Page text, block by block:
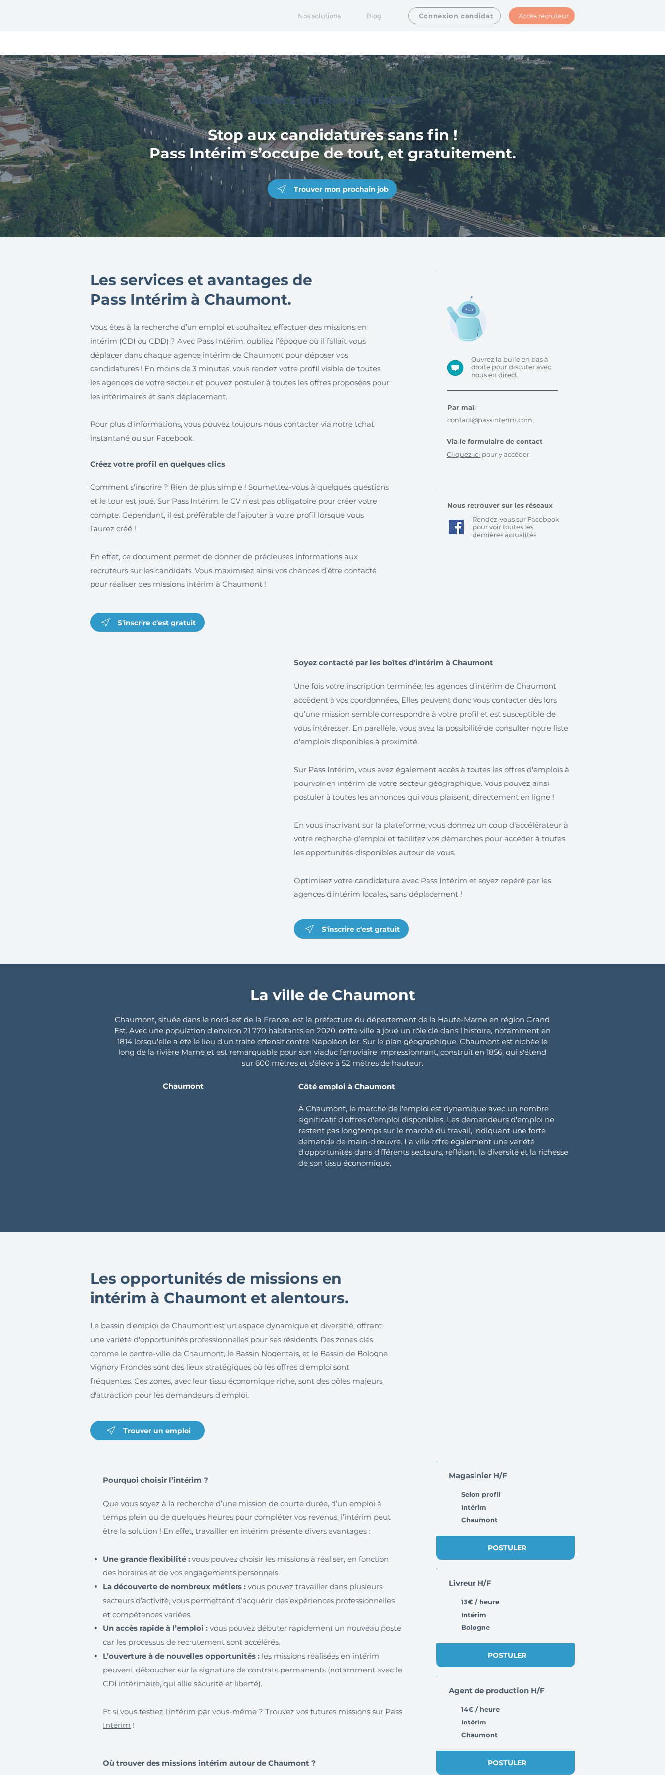
Nos solutions Blog Connexion candidat Accès recruteur
Chaumont
AGENCE INTÉRIM CHAUMONT
Stop aux candidatures sans fin !
Pass Intérim s’occupe de tout, et gratuitement.
Trouver mon prochain job
Les services et avantages de
Pass Intérim à Chaumont.
Vous êtes à la recherche d’un emploi et souhaitez effectuer des missions en
intérim (CDI ou CDD) ? Avec Pass Intérim, oubliez l’époque où il fallait vous
déplacer dans chaque agence intérim de Chaumont pour déposer vos
candidatures ! En moins de 3 minutes, vous rendez votre profil visible de toutes
les agences de votre secteur et pouvez postuler à toutes les offres proposées pour
les intérimaires et sans déplacement.
Pour plus d'informations, vous pouvez toujours nous contacter via notre tchat
instantané ou sur Facebook.
Créez votre profil en quelques clics
Comment s'inscrire ? Rien de plus simple ! Soumettez-vous à quelques questions
et le tour est joué. Sur Pass Intérim, le CV n’est pas obligatoire pour créer votre
compte. Cependant, il est préférable de l’ajouter à votre profil lorsque vous
l'aurez créé !
En effet, ce document permet de donner de précieuses informations aux
recruteurs sur les candidats. Vous maximisez ainsi vos chances d’être contacté
pour réaliser des missions intérim à Chaumont !
Ouvrez la bulle en bas à
droite pour discuter avec
nous en direct.
Par mail
contact@passinterim.com
Via le formulaire de contact
Cliquez ici pour y accéder.
Nous retrouver sur les réseaux
Rendez-vous sur Facebook
pour voir toutes les
dernières actualités.
S'inscrire c'est gratuit
Soyez contacté par les boîtes d'intérim à Chaumont
Une fois votre inscription terminée, les agences d’intérim de Chaumont
accèdent à vos coordonnées. Elles peuvent donc vous contacter dès lors
qu’une mission semble correspondre à votre profil et est susceptible de
vous intéresser. En parallèle, vous avez la possibilité de consulter notre liste
d'emplois disponibles à proximité.
Sur Pass Intérim, vous avez également accès à toutes les offres d'emplois à
pourvoir en intérim de votre secteur géographique. Vous pouvez ainsi
postuler à toutes les annonces qui vous plaisent, directement en ligne !
En vous inscrivant sur la plateforme, vous donnez un coup d’accélérateur à
votre recherche d’emploi et facilitez vos démarches pour accéder à toutes
les opportunités disponibles autour de vous.
Optimisez votre candidature avec Pass Intérim et soyez repéré par les
agences d'intérim locales, sans déplacement !
S'inscrire c'est gratuit
La ville de Chaumont
Chaumont, située dans le nord-est de la France, est la préfecture du département de la Haute-Marne en région Grand
Est. Avec une population d'environ 21 770 habitants en 2020, cette ville a joué un rôle clé dans l'histoire, notamment en
1814 lorsqu'elle a été le lieu d'un traité offensif contre Napoléon Ier. Sur le plan géographique, Chaumont est nichée le
long de la rivière Marne et est remarquable pour son viaduc ferroviaire impressionnant, construit en 1856, qui s'étend
sur 600 mètres et s'élève à 52 mètres de hauteur.
Chaumont Côté emploi à Chaumont
À Chaumont, le marché de l'emploi est dynamique avec un nombre
significatif d'offres d'emploi disponibles. Les demandeurs d'emploi ne
restent pas longtemps sur le marché du travail, indiquant une forte
demande de main-d'œuvre. La ville offre également une variété
d'opportunités dans différents secteurs, reflétant la diversité et la richesse
de son tissu économique.
Les opportunités de missions en
intérim à Chaumont et alentours.
Le bassin d'emploi de Chaumont est un espace dynamique et diversifié, offrant
une variété d'opportunités professionnelles pour ses résidents. Des zones clés
comme le centre-ville de Chaumont, le Bassin Nogentais, et le Bassin de Bologne
Vignory Froncles sont des lieux stratégiques où les offres d'emploi sont
fréquentes. Ces zones, avec leur tissu économique riche, sont des pôles majeurs
d'attraction pour les demandeurs d'emploi.
Trouver un emploi
Pourquoi choisir l’intérim ?
Que vous soyez à la recherche d’une mission de courte durée, d’un emploi à
temps plein ou de quelques heures pour compléter vos revenus, l’intérim peut
être la solution ! En effet, travailler en intérim présente divers avantages :
Une grande flexibilité : vous pouvez choisir les missions à réaliser, en fonction
des horaires et de vos engagements personnels.
La découverte de nombreux métiers : vous pouvez travailler dans plusieurs
secteurs d’activité, vous permettant d’acquérir des expériences professionnelles
et compétences variées.
Un accès rapide à l’emploi : vous pouvez débuter rapidement un nouveau poste
car les processus de recrutement sont accélérés.
L’ouverture à de nouvelles opportunités : les missions réalisées en intérim
peuvent déboucher sur la signature de contrats permanents (notamment avec le
CDI intérimaire, qui allie sécurité et liberté).
Et si vous testiez l'intérim par vous-même ? Trouvez vos futures missions sur Pass
Intérim !
Où trouver des missions intérim autour de Chaumont ?
Magasinier H/F
Selon profil
Intérim
Chaumont
POSTULER
Livreur H/F
13€ / heure
Intérim
Bologne
POSTULER
Agent de production H/F
14€ / heure
Intérim
Chaumont
POSTULER